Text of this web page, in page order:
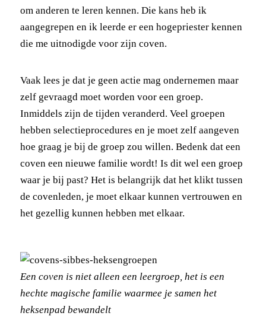
om anderen te leren kennen. Die kans heb ik
aangegrepen en ik leerde er een hogepriester kennen
die me uitnodigde voor zijn coven.
Vaak lees je dat je geen actie mag ondernemen maar
zelf gevraagd moet worden voor een groep.
Inmiddels zijn de tijden veranderd. Veel groepen
hebben selectieprocedures en je moet zelf aangeven
hoe graag je bij de groep zou willen. Bedenk dat een
coven een nieuwe familie wordt! Is dit wel een groep
waar je bij past? Het is belangrijk dat het klikt tussen
de covenleden, je moet elkaar kunnen vertrouwen en
het gezellig kunnen hebben met elkaar.
Een coven is niet alleen een leergroep, het is een
hechte magische familie waarmee je samen het
heksenpad bewandelt